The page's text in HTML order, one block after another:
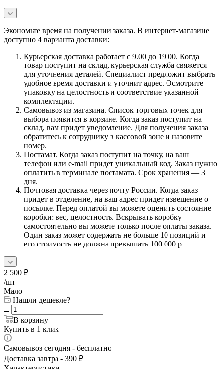
Экономьте время на получении заказа. В интернет-магазине
доступно 4 варианта доставки:
Курьерская доставка работает с 9.00 до 19.00. Когда
товар поступит на склад, курьерская служба свяжется
для уточнения деталей. Специалист предложит выбрать
удобное время доставки и уточнит адрес. Осмотрите
упаковку на целостность и соответствие указанной
комплектации.
Самовывоз из магазина. Список торговых точек для
выбора появится в корзине. Когда заказ поступит на
склад, вам придет уведомление. Для получения заказа
обратитесь к сотруднику в кассовой зоне и назовите
номер.
Постамат. Когда заказ поступит на точку, на ваш
телефон или e-mail придет уникальный код. Заказ нужно
оплатить в терминале постамата. Срок хранения — 3
дня.
Почтовая доставка через почту России. Когда заказ
придет в отделение, на ваш адрес придет извещение о
посылке. Перед оплатой вы можете оценить состояние
коробки: вес, целостность. Вскрывать коробку
самостоятельно вы можете только после оплаты заказа.
Один заказ может содержать не больше 10 позиций и
его стоимость не должна превышать 100 000 р.
2 500 ₽
/шт
Мало
Нашли дешевле?
В корзину
Купить в 1 клик
Самовывоз сегодня - бесплатно
Доставка завтра - 390 ₽